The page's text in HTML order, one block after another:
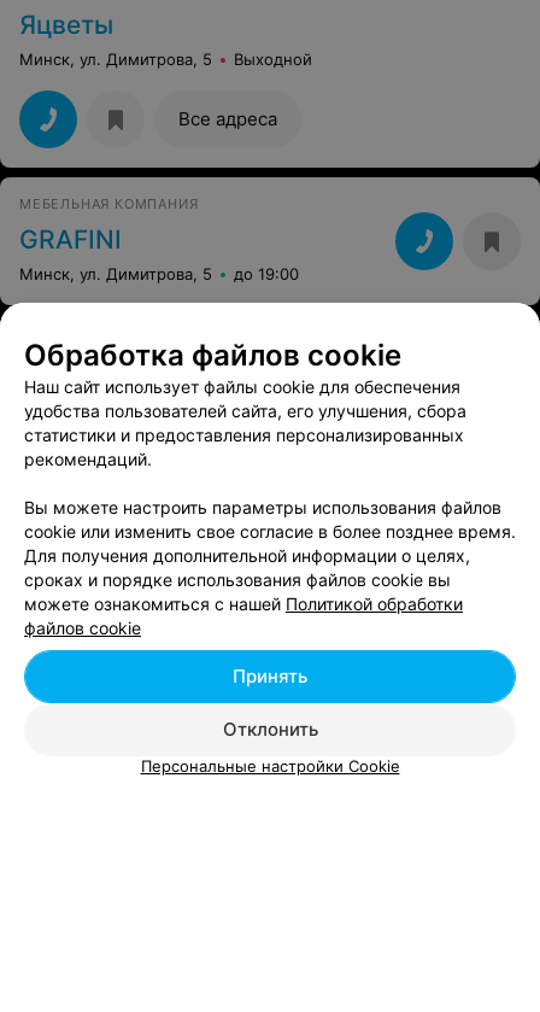
Яцветы
Минск, ул. Димитрова, 5 Выходной
Все адреса
МЕБЕЛЬНАЯ КОМПАНИЯ
GRAFINI
Минск, ул. Димитрова, 5 до 19:00
ЭФФЕКТИВНАЯ РЕКЛАМА НА САЙТЕ
Алтимед
Минск, ул. Димитрова, 5 до 15:00
Обработка файлов cookie
Наш сайт использует файлы cookie для обеспечения
удобства пользователей сайта, его улучшения, сбора
статистики и предоставления персонализированных
рекомендаций.
Вы можете настроить параметры использования файлов
cookie или изменить свое согласие в более позднее время.
Для получения дополнительной информации о целях,
сроках и порядке использования файлов cookie вы
можете ознакомиться с нашей Политикой обработки
файлов cookie
Отклонить
Принять
Персональные настройки Cookie